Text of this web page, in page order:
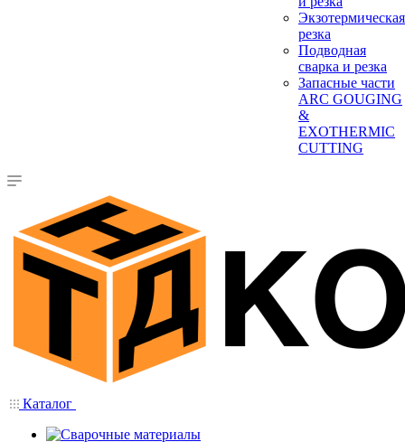
Экзотермическая
резка
Подводная
сварка и резка
Запасные части
ARC GOUGING
&
EXOTHERMIC
CUTTING
Каталог